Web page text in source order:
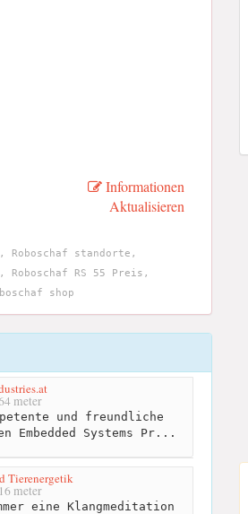
Informationen
Aktualisieren
Roboschaf standorte,
Roboschaf RS 55 Preis,
shop
meter
und freundliche
Embedded Systems Pr...
Tierenergetik
meter
eine Klangmeditation